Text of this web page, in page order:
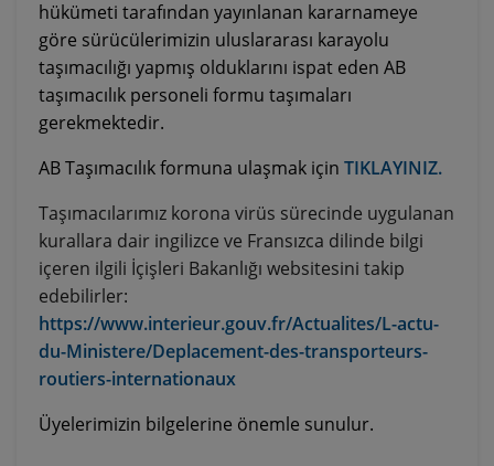
hükümeti tarafından yayınlanan kararnameye
göre sürücülerimizin uluslararası karayolu
taşımacılığı yapmış olduklarını ispat eden AB
taşımacılık personeli formu taşımaları
gerekmektedir.
AB Taşımacılık formuna ulaşmak için TIKLAYINIZ.
Taşımacılarımız korona virüs sürecinde uygulanan
kurallara dair ingilizce ve Fransızca dilinde bilgi
içeren ilgili İçişleri Bakanlığı websitesini takip
edebilirler:
https://www.interieur.gouv.fr/Actualites/L-actu-
du-Ministere/Deplacement-des-transporteurs-
routiers-internationaux
Üyelerimizin bilgelerine önemle sunulur.